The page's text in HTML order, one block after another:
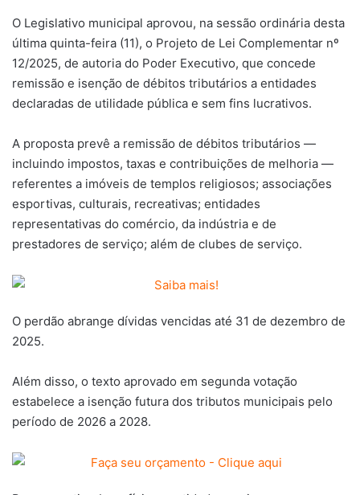
O Legislativo municipal aprovou, na sessão ordinária desta
última quinta-feira (11), o Projeto de Lei Complementar nº
12/2025, de autoria do Poder Executivo, que concede
remissão e isenção de débitos tributários a entidades
declaradas de utilidade pública e sem fins lucrativos.
A proposta prevê a remissão de débitos tributários —
incluindo impostos, taxas e contribuições de melhoria —
referentes a imóveis de templos religiosos; associações
esportivas, culturais, recreativas; entidades
representativas do comércio, da indústria e de
prestadores de serviço; além de clubes de serviço.
O perdão abrange dívidas vencidas até 31 de dezembro de
2025.
Além disso, o texto aprovado em segunda votação
estabelece a isenção futura dos tributos municipais pelo
período de 2026 a 2028.